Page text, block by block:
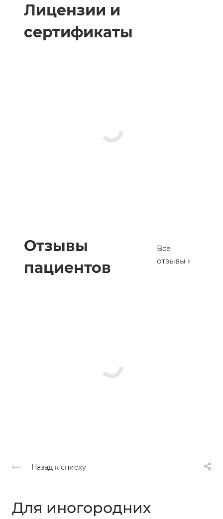
Лицензии и
сертификаты
Отзывы
пациентов
Все
отзывы
Назад к списку
Для иногородних